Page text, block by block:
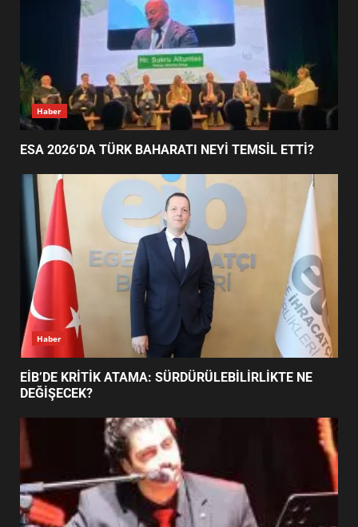
4
EDREMİT’İN GURURU TÜRKİYE
FİNALİNDE NE BAŞARDI?
5
UZATILDI: NE DEĞİŞTİ?
6
BURHANİYE SATRANÇ
TURNUVASI KAYITLARI NEYİ
DEĞİŞTİRİYOR?
BURHANİYE BELEDİYESPOR’DA
YENİ YÖNETİM NASIL
Haber
ESA 2026’DA TÜRK BAHARATI NEYİ TEMSİL ETTİ?
Haber
EİB’DE KRİTİK ATAMA: SÜRDÜRÜLEBİLİRLİKTE NE
DEĞİŞECEK?